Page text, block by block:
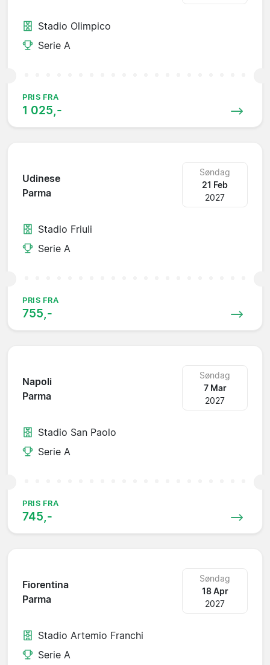
Stadio Olimpico
Serie A
PRIS FRA
1 025,-
Udinese
Parma
Søndag
21 Feb
2027
Stadio Friuli
Serie A
PRIS FRA
755,-
Napoli
Parma
Søndag
7 Mar
2027
Stadio San Paolo
Serie A
PRIS FRA
745,-
Fiorentina
Parma
Søndag
18 Apr
2027
Stadio Artemio Franchi
Serie A